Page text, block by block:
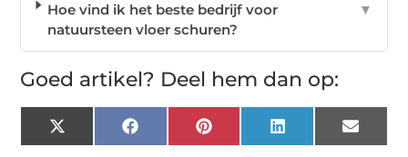
Hoe vind ik het beste bedrijf voor
natuursteen vloer schuren?
▼
Goed artikel? Deel hem dan op:
X
(Twitter)
FacebookPinterest LinkedIn Email